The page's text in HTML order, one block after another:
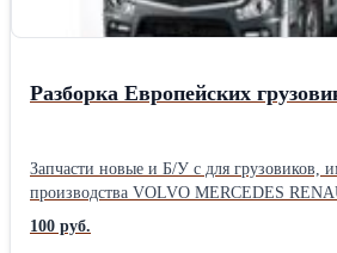
Разборка Европейских
Запчасти новые и Б/У с для грузовиков,
производства VOLVO MERCEDES
ПРИНИМАЕМ ТЯГАЧИ НА РАЗБОРКУ Продам кабины,
внутренности кабины, стартера,
100 руб.